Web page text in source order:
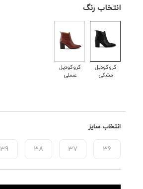
انتخاب رنگ
کروکودیل
مشکی
کروکودیل
عسلی
انتخاب سایز
36
37
38
39